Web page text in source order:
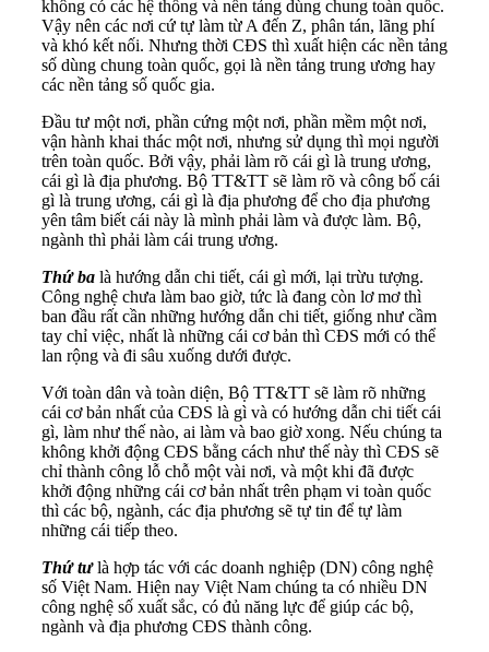
không có các hệ thống và nền tảng dùng chung toàn quốc.
Vậy nên các nơi cứ tự làm từ A đến Z, phân tán, lãng phí
và khó kết nối. Nhưng thời CĐS thì xuất hiện các nền tảng
số dùng chung toàn quốc, gọi là nền tảng trung ương hay
các nền tảng số quốc gia.
Đầu tư một nơi, phần cứng một nơi, phần mềm một nơi,
vận hành khai thác một nơi, nhưng sử dụng thì mọi người
trên toàn quốc. Bởi vậy, phải làm rõ cái gì là trung ương,
cái gì là địa phương. Bộ TT&TT sẽ làm rõ và công bố cái
gì là trung ương, cái gì là địa phương để cho địa phương
yên tâm biết cái này là mình phải làm và được làm. Bộ,
ngành thì phải làm cái trung ương.
Thứ ba là hướng dẫn chi tiết, cái gì mới, lại trừu tượng.
Công nghệ chưa làm bao giờ, tức là đang còn lơ mơ thì
ban đầu rất cần những hướng dẫn chi tiết, giống như cầm
tay chỉ việc, nhất là những cái cơ bản thì CĐS mới có thể
lan rộng và đi sâu xuống dưới được.
Với toàn dân và toàn diện, Bộ TT&TT sẽ làm rõ những
cái cơ bản nhất của CĐS là gì và có hướng dẫn chi tiết cái
gì, làm như thế nào, ai làm và bao giờ xong. Nếu chúng ta
không khởi động CĐS bằng cách như thế này thì CĐS sẽ
chỉ thành công lỗ chỗ một vài nơi, và một khi đã được
khởi động những cái cơ bản nhất trên phạm vi toàn quốc
thì các bộ, ngành, các địa phương sẽ tự tin để tự làm
những cái tiếp theo.
Thứ tưlà hợp tác với các doanh nghiệp (DN) công nghệ
số Việt Nam. Hiện nay Việt Nam chúng ta có nhiều DN
công nghệ số xuất sắc, có đủ năng lực để giúp các bộ,
ngành và địa phương CĐS thành công.